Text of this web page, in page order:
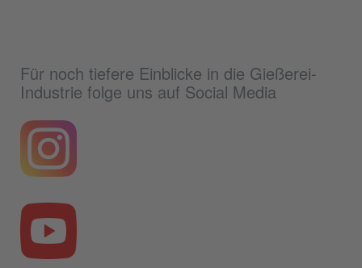
Für noch tiefere Einblicke in die Gießerei-
Industrie folge uns auf Social Media